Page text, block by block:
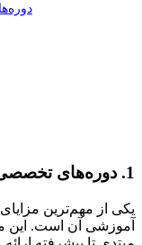
1.
1. دوره‌های
یکی از مهم‌ترین
آموزشی آن است. این